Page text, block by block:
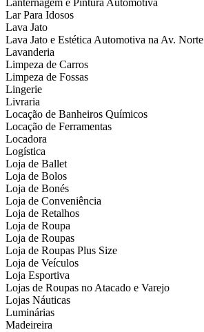
Lanternagem e Pintura Automotiva
Lar Para Idosos
Lava Jato
Lava Jato e Estética Automotiva na Av. Norte
Lavanderia
Limpeza de Carros
Limpeza de Fossas
Lingerie
Livraria
Locação de Banheiros Químicos
Locação de Ferramentas
Locadora
Logística
Loja de Ballet
Loja de Bolos
Loja de Bonés
Loja de Conveniência
Loja de Retalhos
Loja de Roupa
Loja de Roupas
Loja de Roupas Plus Size
Loja de Veículos
Loja Esportiva
Lojas de Roupas no Atacado e Varejo
Lojas Náuticas
Luminárias
Madeireira